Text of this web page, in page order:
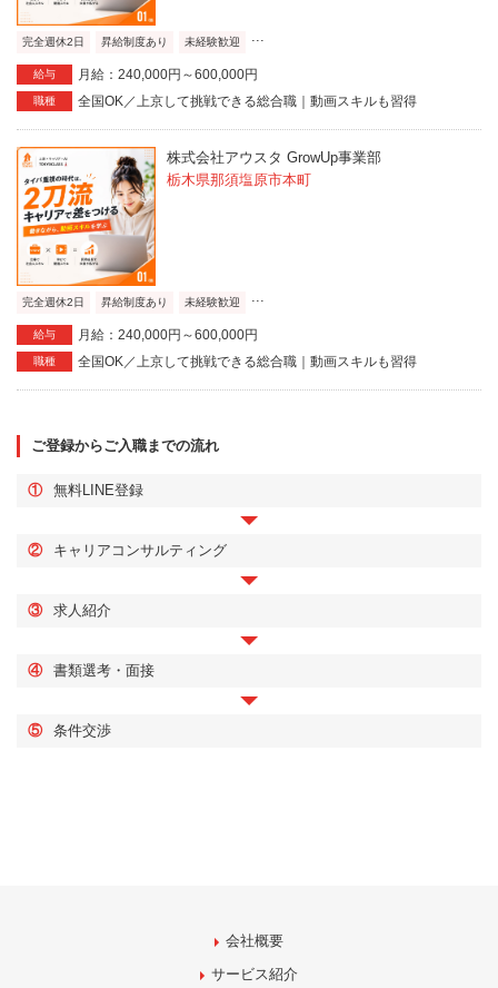
完全週休2日 昇給制度あり 未経験歓迎
給与 月給：240,000円～600,000円
職種 全国OK／上京して挑戦できる総合職｜動画スキルも習得
株式会社アウスタ GrowUp事業部
栃木県那須塩原市本町
完全週休2日 昇給制度あり 未経験歓迎 ...
給与 月給：240,000円～600,000円
職種 全国OK／上京して挑戦できる総合職｜動画スキルも習得
ご登録からご入職までの流れ
① 無料LINE登録
② キャリアコンサルティング
③ 求人紹介
④ 書類選考・面接
⑤ 条件交渉
会社概要
サービス紹介